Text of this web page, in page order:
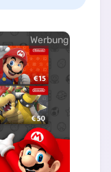
Werbung